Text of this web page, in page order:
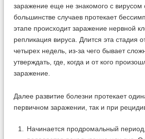
заражение еще не знакомого с вирусом
большинстве случаев протекает
этапе происходит заражение нервной
репликация вируса. Длится эта стадия
четырех недель, из-за чего бывает
утверждать, где, когда и от кого
заражение.
Далее развитие болезни протекает
первичном заражении, так и при
Начинается продромальный